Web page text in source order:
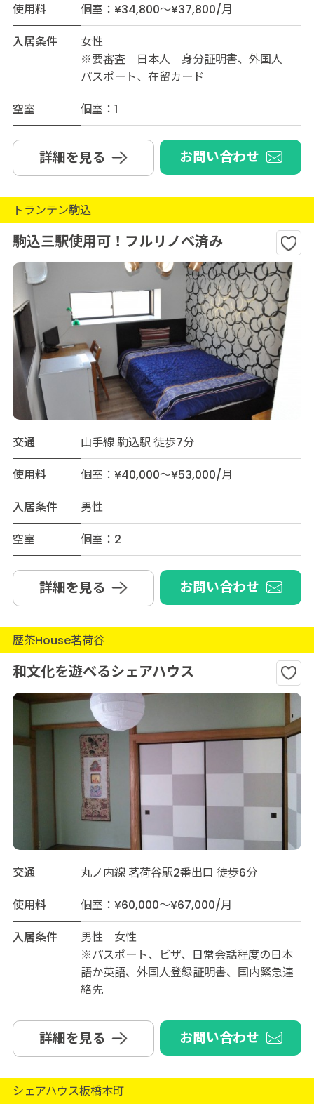
使用料
個室：¥34,800～¥37,800/月
入居条件
女性
※要審査 日本人 身分証明書、外国人
パスポート、在留カード
空室
個室：1
詳細を見る お問い合わせ
トランテン駒込
駒込三駅使用可！フルリノベ済み
交通
山手線 駒込駅 徒歩7分
使用料
個室：¥40,000～¥53,000/月
入居条件
男性
空室
個室：2
詳細を見る お問い合わせ
歴茶House茗荷谷
和文化を遊べるシェアハウス
交通
丸ノ内線 茗荷谷駅2番出口 徒歩6分
使用料
個室：¥60,000～¥67,000/月
入居条件
男性 女性
※パスポート、ビザ、日常会話程度の日本
語か英語、外国人登録証明書、国内緊急連
絡先
詳細を見る お問い合わせ
シェアハウス板橋本町